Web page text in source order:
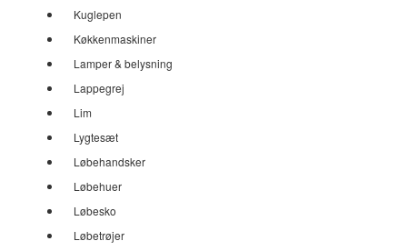
Kuglepen
Køkkenmaskiner
Lamper & belysning
Lappegrej
Lim
Lygtesæt
Løbehandsker
Løbehuer
Løbesko
Løbetrøjer